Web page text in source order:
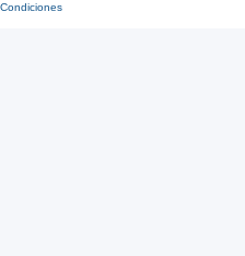
Condiciones